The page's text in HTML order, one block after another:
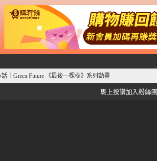
｜Green Future 《最後一棵樹》系列動畫
馬上按讚加入粉絲團